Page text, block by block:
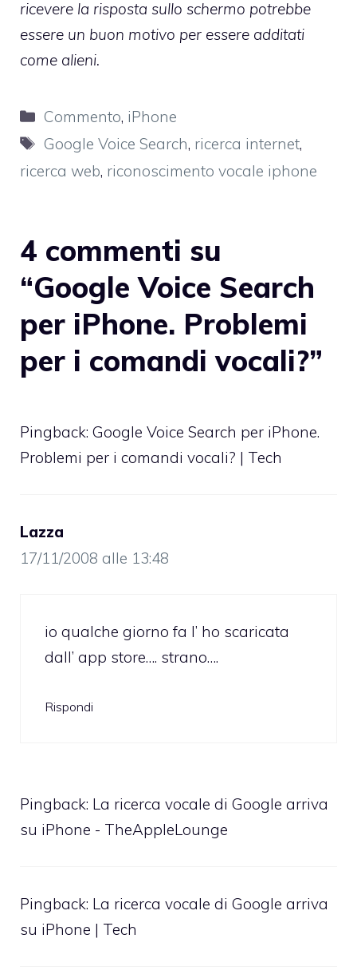
ricevere la risposta sullo schermo potrebbe
essere un buon motivo per essere additati
come alieni.
Categorie
Commento, iPhone
Tag
Google Voice Search, ricerca internet,
ricerca web, riconoscimento vocale iphone
4 commenti su
“Google Voice Search
per iPhone. Problemi
per i comandi vocali?”
Pingback: Google Voice Search per iPhone.
Problemi per i comandi vocali? | Tech
Lazza
17/11/2008 alle 13:48
io qualche giorno fa l’ ho scaricata
dall’ app store…. strano….
Rispondi
Pingback: La ricerca vocale di Google arriva
su iPhone - TheAppleLounge
Pingback: La ricerca vocale di Google arriva
su iPhone | Tech